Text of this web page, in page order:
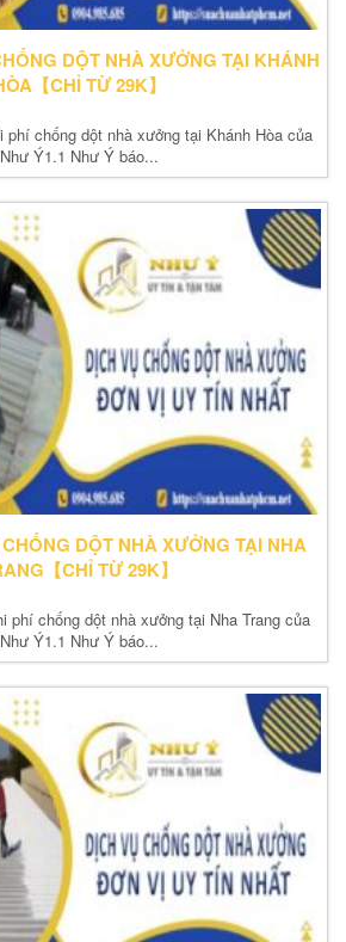
DỘT NHÀ XƯỞNG TẠI KHÁNH
【CHỈ TỪ 29K】
phí chống dột nhà xưởng tại Khánh Hòa của
Như Ý1.1 Như Ý báo...
DỘT NHÀ XƯỞNG TẠI NHA
【CHỈ TỪ 29K】
phí chống dột nhà xưởng tại Nha Trang của
Như Ý1.1 Như Ý báo...